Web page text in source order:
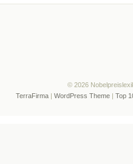
© 2026
TerraFirma| WordPress Theme| Top